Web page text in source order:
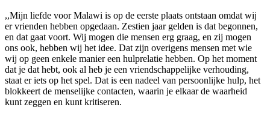
,,Mijn liefde voor Malawi is op de eerste plaats ontstaan omdat wij
er vrienden hebben opgedaan. Zestien jaar gelden is dat begonnen,
en dat gaat voort. Wij mogen die mensen erg graag, en zij mogen
ons ook, hebben wij het idee. Dat zijn overigens mensen met wie
wij op geen enkele manier een hulprelatie hebben. Op het moment
dat je dat hebt, ook al heb je een vriendschappelijke verhouding,
staat er iets op het spel. Dat is een nadeel van persoonlijke hulp, het
blokkeert de menselijke contacten, waarin je elkaar de waarheid
kunt zeggen en kunt kritiseren.